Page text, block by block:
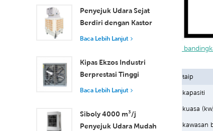
Kawalan Jauh
Penyejuk Udara Sejat
Berdiri dengan Kastor
dan Alat Kawalan Jauh
Udara
Baca Lebih Lanjut
Kipas Ekzos Industri
Berprestasi Tinggi
dengan Aliran Udara
Pengudaraan Unggul
Baca Lebih Lanjut
Siboly 4000 m³/j
Penyejuk Udara Mudah
taip
kapasiti
kuasa
kawasan